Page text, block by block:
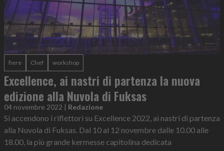
fiere Chef workshop
Excellence, ai nastri di partenza la nuova
edizione alla Nuvola di Fuksas
04 novembre 2022 | Redazione
Si accendono i riflettori su Excellence 2022, ai nastri di partenza
alla Nuvola di Fuksas. Dal 10 al 12 novembre dalle 10.00 alle
18.00, la più grande kermesse capitolina dedicata